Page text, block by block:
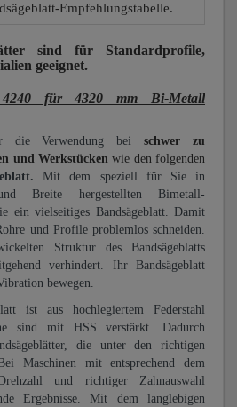
Empfehlungstabelle.
sind für Standardprofile,
geeignet.
für 4320 mm Bi-Metall
die Verwendung beischwer zu
und Werkstücken wie den folgenden
Mit dem speziell für Sie in
Breite hergestellten Bimetall-
ein vielseitiges Bandsägeblatt. Damit
und Profile problemlos schneiden.
Struktur des Bandsägeblatts
verhindert. Ihr Bandsägeblatt
bewegen.
ist aus hochlegiertem Federstahl
sind mit HSS verstärkt. Dadurch
die unter den richtigen
Maschinen mit entsprechend dem
und richtiger Zahnauswahl
Ergebnisse. Mit dem langlebigen